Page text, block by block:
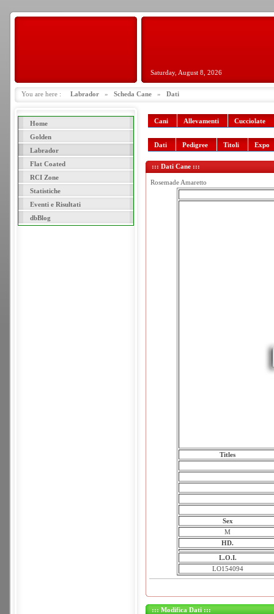
Saturday, August 8, 2026
You are here : Labrador » Scheda Cane » Dati
Home
Golden
Labrador
Flat Coated
RCI Zone
Statistiche
Eventi e Risultati
dbBlog
Cani Allevamenti Cucciolate
Dati Pedigree Titoli Expo
::: Dati Cane :::
Rosemade Amaretto
Titles
Sex
M
HD.
L.O.I.
LO154094
::: Modifica Dati :::